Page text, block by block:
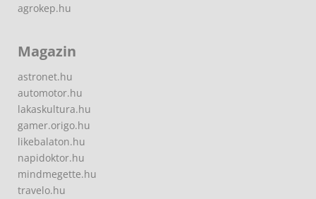
agrokep.hu
Magazin
astronet.hu
automotor.hu
lakaskultura.hu
gamer.origo.hu
likebalaton.hu
napidoktor.hu
mindmegette.hu
travelo.hu